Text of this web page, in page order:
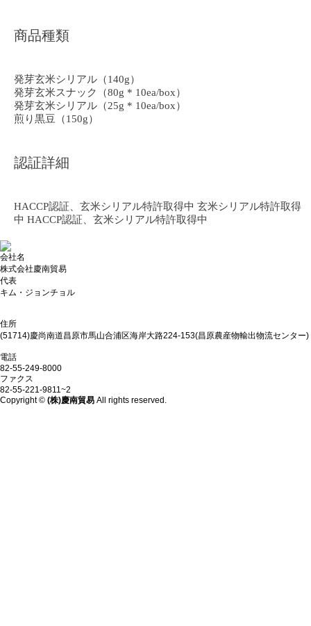
商品種類
発芽玄米シリアル（140g）
発芽玄米スナック（80g * 10ea/box）
発芽玄米シリアル（25g * 10ea/box）
煎り黒豆（150g）
認証詳細
HACCP認証、玄米シリアル特許取得中 玄米シリアル特許取得
中 HACCP認証、玄米シリアル特許取得中
会社名
株式会社慶南貿易
代表
キム・ジョンチョル
住所
(51714)慶尚南道昌原市馬山合浦区海岸大路224-153(昌原農産物輸出物流センター)
電話
82-55-249-8000
ファクス
82-55-221-9811~2
Copyright © (株)慶南貿易 All rights reserved.